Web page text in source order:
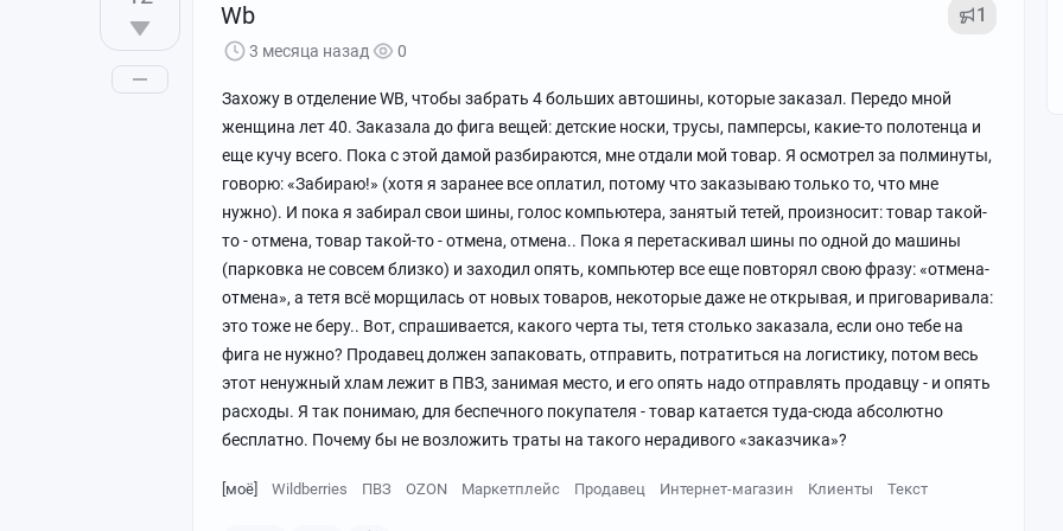
Wb 1
3 месяца назад 0
Захожу в отделение WB, чтобы забрать 4 больших автошины, которые заказал. Передо мной
женщина лет 40. Заказала до фига вещей: детские носки, трусы, памперсы, какие-то полотенца и
еще кучу всего. Пока с этой дамой разбираются, мне отдали мой товар. Я осмотрел за полминуты,
говорю: «Забираю!» (хотя я заранее все оплатил, потому что заказываю только то, что мне
нужно). И пока я забирал свои шины, голос компьютера, занятый тетей, произносит: товар такой-
то - отмена, товар такой-то - отмена, отмена.. Пока я перетаскивал шины по одной до машины
(парковка не совсем близко) и заходил опять, компьютер все еще повторял свою фразу: «отмена-
отмена», а тетя всё морщилась от новых товаров, некоторые даже не открывая, и приговаривала:
это тоже не беру.. Вот, спрашивается, какого черта ты, тетя столько заказала, если оно тебе на
фига не нужно? Продавец должен запаковать, отправить, потратиться на логистику, потом весь
этот ненужный хлам лежит в ПВЗ, занимая место, и его опять надо отправлять продавцу - и опять
расходы. Я так понимаю, для беспечного покупателя - товар катается туда-сюда абсолютно
бесплатно. Почему бы не возложить траты на такого нерадивого «заказчика»?
[моё] Wildberries ПВЗ OZON Маркетплейс Продавец Интернет-магазин Клиенты Текст